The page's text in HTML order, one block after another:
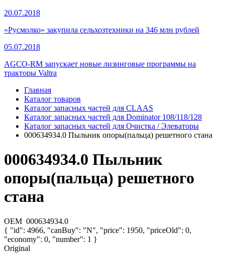
20.07.2018
«Русмолко» закупила сельхозтехники на 346 млн рублей
05.07.2018
AGCO-RM запускает новые лизинговые программы на
тракторы Valtra
Главная
Каталог товаров
Каталог запасных частей для CLAAS
Каталог запасных частей для Dominator 108/118/128
Каталог запасных частей для Очистка / Элеваторы
000634934.0 Пыльник опоры(пальца) решетного стана
000634934.0 Пыльник
опоры(пальца) решетного
стана
OEM 000634934.0
{ "id": 4966, "canBuy": "N", "price": 1950, "priceOld": 0,
"economy": 0, "number": 1 }
Original